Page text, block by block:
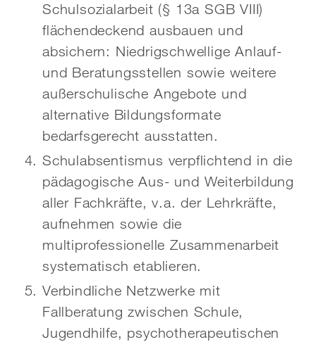
Schulsozialarbeit (§ 13a SGB VIII)
flächendeckend ausbauen und
absichern: Niedrigschwellige Anlauf-
und Beratungsstellen sowie weitere
außerschulische Angebote und
alternative Bildungsformate
bedarfsgerecht ausstatten.
Schulabsentismus verpflichtend in die
pädagogische Aus- und Weiterbildung
aller Fachkräfte, v.a. der Lehrkräfte,
aufnehmen sowie die
multiprofessionelle Zusammenarbeit
systematisch etablieren.
Verbindliche Netzwerke mit
Fallberatung zwischen Schule,
Jugendhilfe, psychotherapeutischen